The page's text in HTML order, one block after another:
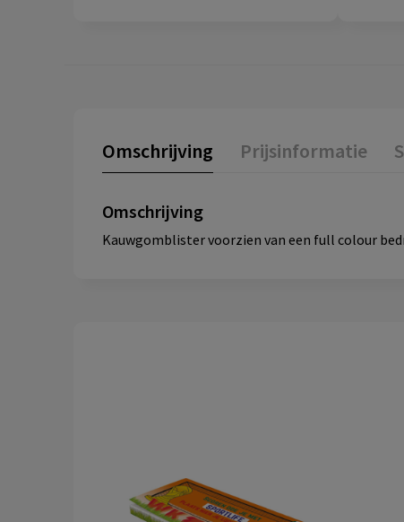
Omschrijving Prijsinformatie
Omschrijving
Kauwgomblister voorzien van een full colour